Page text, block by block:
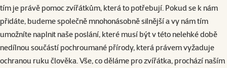
tím je právě pomoc zvířátkům, která to potřebují. Pokud se k nám
přidáte, budeme společně mnohonásobně silnější a vy nám tím
umožníte naplnit naše poslání, které musí být v této nelehké době
nedílnou součástí pochroumané přírody, která právem vyžaduje
ochranou ruku člověka. Vše, co děláme pro zvířátka, prochází naším